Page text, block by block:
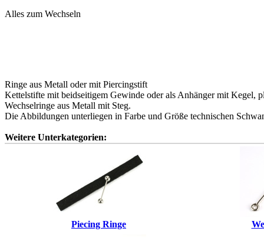
Alles zum Wechseln
Ringe aus Metall oder mit Piercingstift
Kettelstifte mit beidseitigem Gewinde oder als Anhänger mit Kegel,
Wechselringe aus Metall mit Steg.
Die Abbildungen unterliegen in Farbe und Größe technischen
Weitere Unterkategorien:
Piecing Ringe